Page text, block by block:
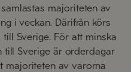
majoriteten av
i veckan. Därifrån körs
Sverige. För att minska
till Sverige är orderdagar
majoriteten av varorna